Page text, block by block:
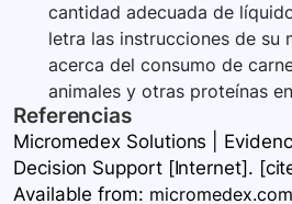
cantidad adecuada de
letra las instrucciones de su
acerca del consumo de
animales y otras proteínas
Referencias
Micromedex Solutions |
Decision Support [Internet].
Available from: micromedex.com